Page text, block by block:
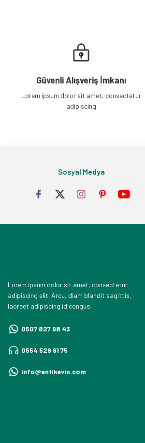
Güvenli Alışveriş İmkanı
Lorem ipsum dolor sit amet, consectetur
adipiscing
Sosyal Medya
Lorem ipsum dolor sit amet, consectetur
adipiscing elit. Arcu, diam blandit sagittis,
laoreet adipiscing id congue.
0507 827 98 43
0554 529 91 75
info@antikevin.com